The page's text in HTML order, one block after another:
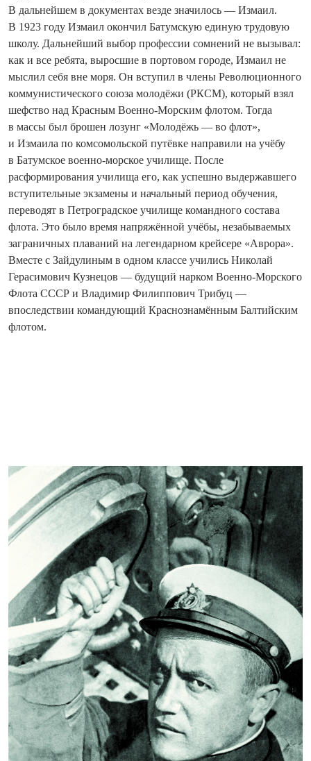
В дальнейшем в документах везде значилось — Измаил.
В 1923 году Измаил окончил Батумскую единую трудовую
школу. Дальнейший выбор профессии сомнений не вызывал:
как и все ребята, выросшие в портовом городе, Измаил не
мыслил себя вне моря. Он вступил в члены Революционного
коммунистического союза молодёжи (РКСМ), который взял
шефство над Красным Военно-Морским флотом. Тогда
в массы был брошен лозунг «Молодёжь — во флот»,
и Измаила по комсомольской путёвке направили на учёбу
в Батумское военно-морское училище. После
расформирования училища его, как успешно выдержавшего
вступительные экзамены и начальный период обучения,
переводят в Петроградское училище командного состава
флота. Это было время напряжённой учёбы, незабываемых
заграничных плаваний на легендарном крейсере «Аврора».
Вместе с Зайдулиным в одном классе учились Николай
Герасимович Кузнецов — будущий нарком Военно-Морского
Флота СССР и Владимир Филиппович Трибуц —
впоследствии командующий Краснознамённым Балтийским
флотом.